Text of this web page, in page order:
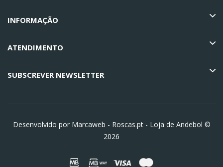
INFORMAÇÃO
ATENDIMENTO
SUBSCREVER NEWSLETTER
Desenvolvido por Marcaweb - Roscas.pt - Loja de Andebol ©
2026